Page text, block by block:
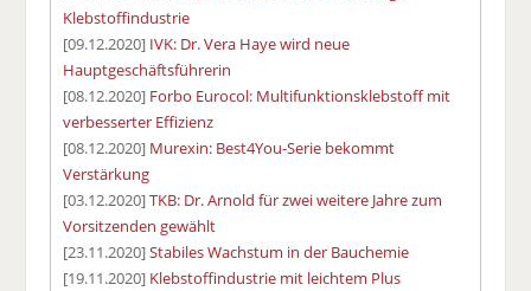
Klebstoffindustrie
[09.12.2020] IVK: Dr. Vera Haye wird neue
Hauptgeschäftsführerin
[08.12.2020] Forbo Eurocol: Multifunktionsklebstoff mit
verbesserter Effizienz
[08.12.2020] Murexin: Best4You-Serie bekommt
Verstärkung
[03.12.2020]TKB: Dr. Arnold für zwei weitere Jahre zum
Vorsitzenden gewählt
[23.11.2020]Stabiles Wachstum in der Bauchemie
[19.11.2020] Klebstoffindustrie mit leichtem Plus